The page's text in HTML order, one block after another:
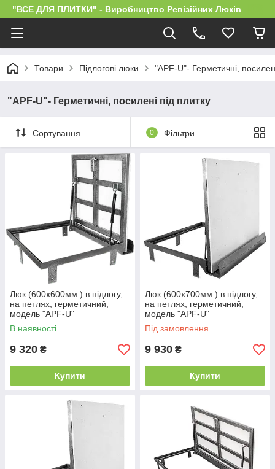
"ВСЕ ДЛЯ ПЛИТКИ" - Виробництво Ревізійних Люків
Товари Підлогові люки "APF-U"- Герметичні,
"APF-U"- Герметичні, посилені під плитку
Сортування 0 Фільтри
Люк (600х600мм.) в підлогу,
на петлях, герметичний,
модель "APF-U"
В наявності
9 320 ₴
Купити
Люк (600х700мм.) в підлогу,
на петлях, герметичний,
модель "APF-U"
Під замовлення
9 930 ₴
Купити